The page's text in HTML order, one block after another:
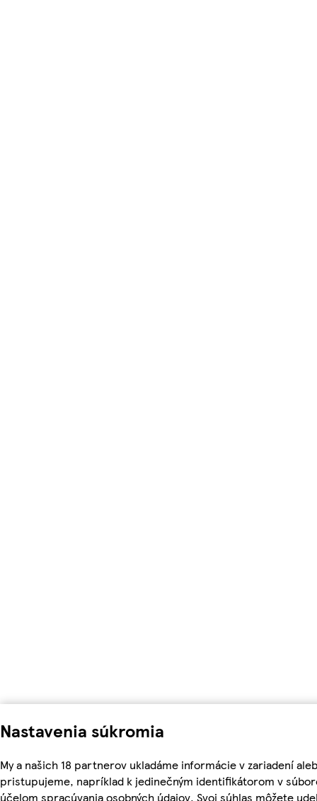
Nastavenia súkromia
My a našich 18 partnerov ukladáme informácie v zariadení
pristupujeme, napríklad k jedinečným identifikátorom v
účelom spracúvania osobných údajov. Svoj súhlas môžete